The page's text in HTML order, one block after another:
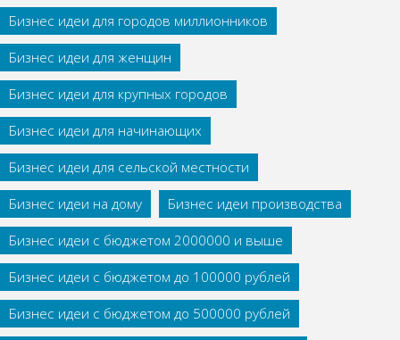
Бизнес идеи для городов миллионников
Бизнес идеи для женщин
Бизнес идеи для крупных городов
Бизнес идеи для начинающих
Бизнес идеи для сельской местности
Бизнес идеи на дому
Бизнес идеи производства
Бизнес идеи с бюджетом 2000000 и выше
Бизнес идеи с бюджетом до 100000 рублей
Бизнес идеи с бюджетом до 500000 рублей